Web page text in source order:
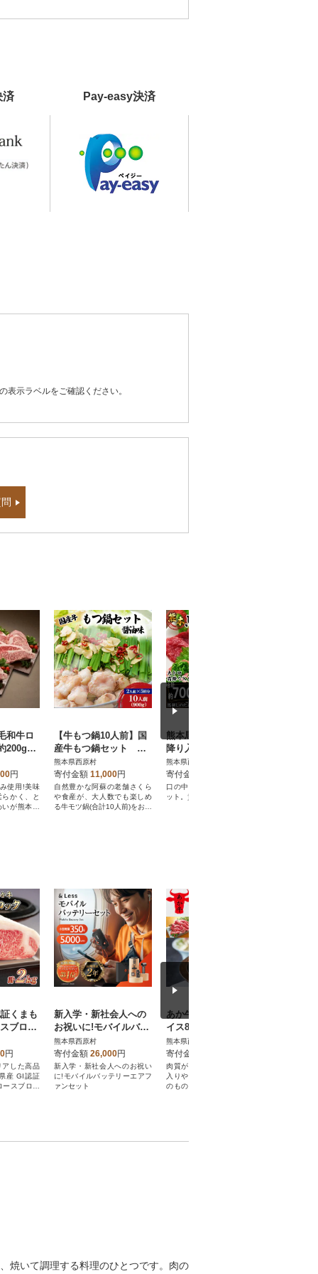
済 Pay-easy決済
示ラベルをご確認ください。
和牛ロ
200g×1
円
使用!美味
らかく、と
いが熊本県
【牛もつ鍋10人前】国
産牛もつ鍋セット 醤
油味 (2人前×5回分)
熊本県西原村
寄付金額 11,000円
自然豊かな阿蘇の老舗さくら
や食産が、大人数でも楽しめ
る牛モツ鍋(合計10人前)をお届
熊本馬刺し 大トロ霜
降り入りセット
熊本県西原村
寄付金額
口の中でとける霜降り入りセ
ット。貴重品です。
くまも
ブロッ
)
円
アした高品
産 GI認証
スブロッ
新入学・新社会人への
お祝いに!モバイルバッ
テリーエアファンセッ
ト!ポーチ付き
熊本県西原村
寄付金額 26,000円
新入学・新社会人へのお祝い
に!モバイルバッテリーエアフ
ァンセット
あか牛リブローススラ
イス800g(あか牛リブロ
ーススライス400g×2)
(西原村)
熊本県西原村
寄付金額
肉質がきめ細かく、霜降りも
入りやすいリブロース。肉そ
のものを味わえるお料理でい
焼いて調理する料理のひとつです。肉の